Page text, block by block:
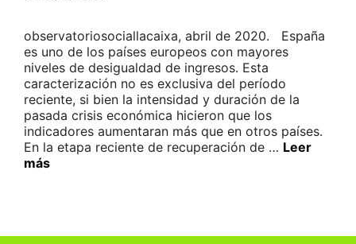
observatoriosociallacaixa, abril de 2020. España
es uno de los países europeos con mayores
niveles de desigualdad de ingresos. Esta
caracterización no es exclusiva del período
reciente, si bien la intensidad y duración de la
pasada crisis económica hicieron que los
indicadores aumentaran más que en otros países.
En la etapa reciente de recuperación de … Leer
más